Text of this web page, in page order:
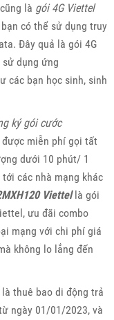
là gói 4G Viettel
có thể sử dụng truy
Đây quả là gói 4G
dụng ứng
các bạn học sinh, sinh
ký gói cước
miễn phí gọi tất
dưới 10 phút/ 1
các nhà mạng khác
Viettellà gói
ưu đãi combo
mạng với chi phí giá
không lo lắng đến
thuê bao di động trả
ngày 01/01/2023, và